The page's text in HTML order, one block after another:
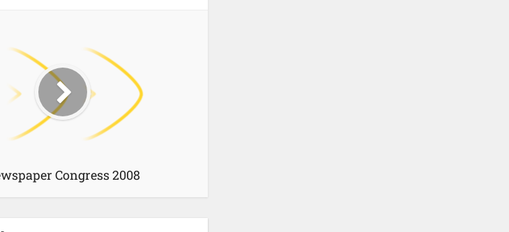
Congress 2008